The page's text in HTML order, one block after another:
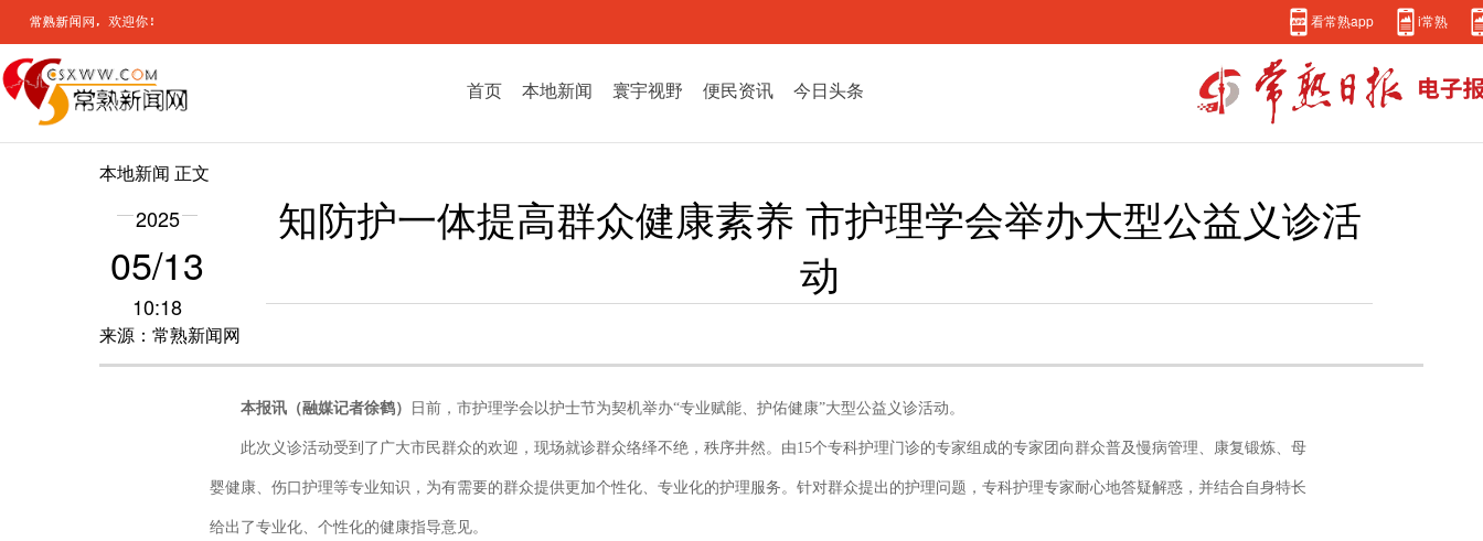
看常熟app i常熟
首页 本地新闻 寰宇视野 便民资讯 今日头条
本地新闻 正文
2025
05/13
10:18
来源：常熟新闻网
知防护一体提高群众健康素养 市护理学会举办大型公益义诊活
动
本报讯（融媒记者徐鹤） 日前，市护理学会以护士节为契机举办“专业赋能、护佑健康”大型公益义诊活动。
此次义诊活动受到了广大市民群众的欢迎，现场就诊群众络绎不绝，秩序井然。由15个专科护理门诊的专家组成的专家团向群众普及慢病管理、康复锻炼、母
婴健康、伤口护理等专业知识，为有需要的群众提供更加个性化、专业化的护理服务。针对群众提出的护理问题，专科护理专家耐心地答疑解惑，并结合自身特长
给出了专业化、个性化的健康指导意见。